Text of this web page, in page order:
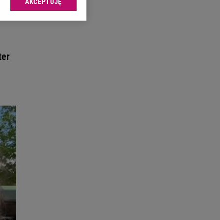
sp. z o.o., jej
Zmiana ustawień
celów identyfikacji.
reklam i treści,